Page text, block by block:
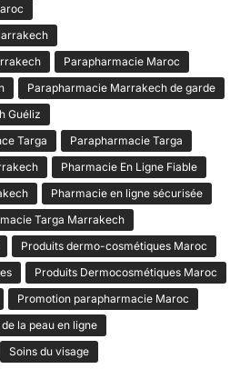
Parapharmacie Maroc
Parapharmacie Marrakech de garde
Guéliz
Targa
Parapharmacie Targa
Pharmacie En Ligne Fiable
Pharmacie en ligne sécurisée
Targa Marrakech
Produits dermo-cosmétiques Maroc
Produits Dermocosmétiques Maroc
Promotion parapharmacie Maroc
la peau en ligne
Soins du visage